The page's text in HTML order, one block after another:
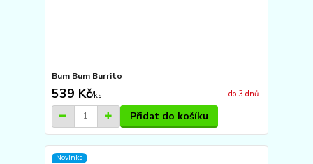
Bum Bum Burrito
539 Kč/ks do 3 dnů
Přidat do košíku
Novinka